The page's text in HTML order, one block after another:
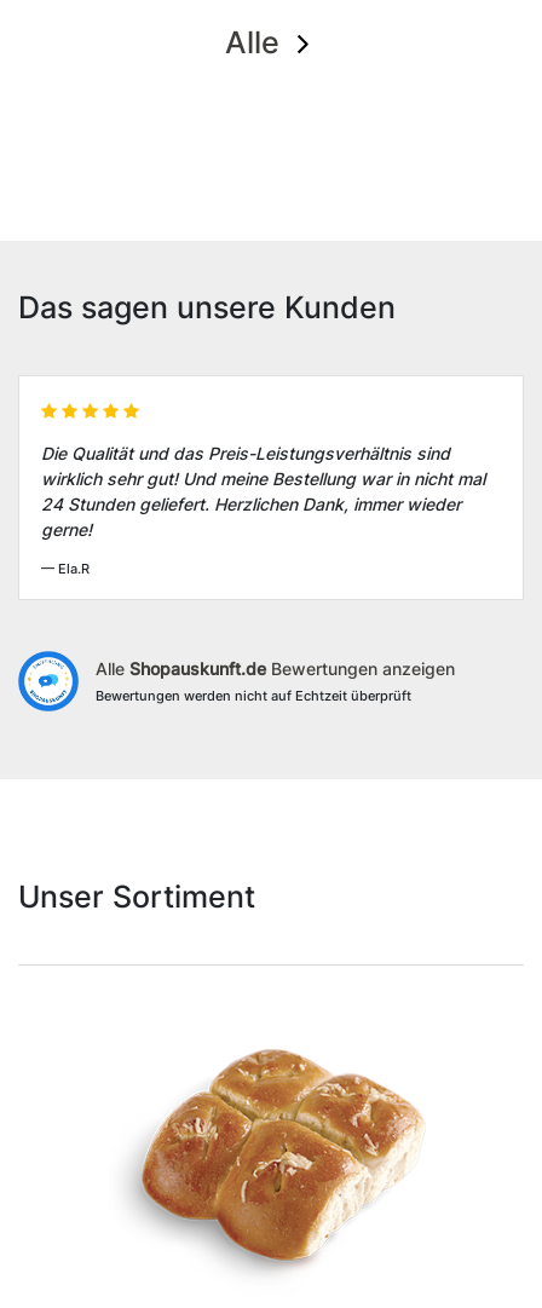
Alle
Das sagen unsere Kunden
Die Qualität und das Preis-Leistungsverhältnis sind
wirklich sehr gut! Und meine Bestellung war in nicht mal
24 Stunden geliefert. Herzlichen Dank, immer wieder
gerne!
— Ela.R
Alle Shopauskunft.de Bewertungen anzeigen
Bewertungen werden nicht auf Echtzeit überprüft
Unser Sortiment